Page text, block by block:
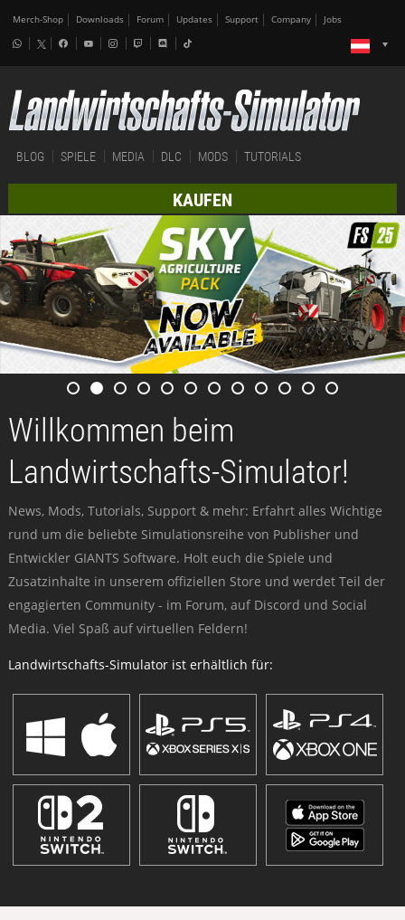
Merch-Shop Downloads Forum Updates Support Company Jobs
BLOG SPIELE MEDIA DLC MODS TUTORIALS
KAUFEN
Willkommen beim
Landwirtschafts-Simulator!
News, Mods, Tutorials, Support & mehr: Erfahrt alles Wichtige
rund um die beliebte Simulationsreihe von Publisher und
Entwickler GIANTS Software. Holt euch die Spiele und
Zusatzinhalte in unserem offiziellen Store und werdet Teil der
engagierten Community - im Forum, auf Discord und Social
Media. Viel Spaß auf virtuellen Feldern!
Landwirtschafts-Simulator ist erhältlich für: